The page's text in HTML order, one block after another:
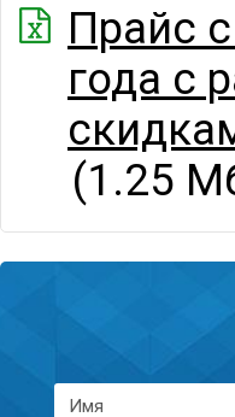
Прайс
года с
(1.25